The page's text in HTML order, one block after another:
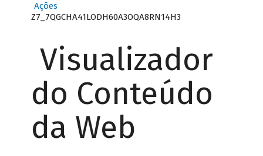
Ações
Z7_7QGCHA41LODH60A3OQA8RN14H3
Visualizador
do Conteúdo
da Web